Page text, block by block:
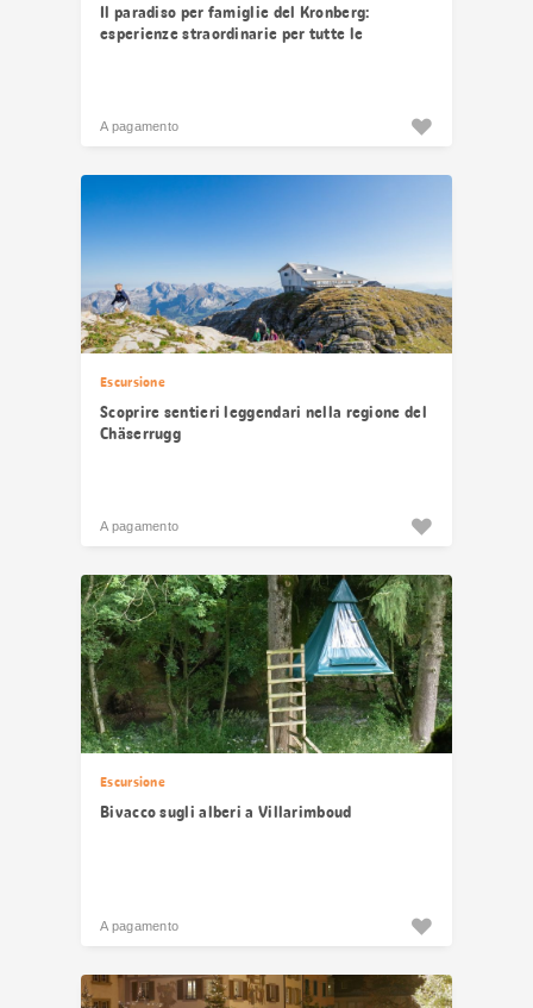
Il paradiso per famiglie del Kronberg:
esperienze straordinarie per tutte le
A pagamento
Escursione
Scoprire sentieri leggendari nella regione del
Chäserrugg
A pagamento
Escursione
Bivacco sugli alberi a Villarimboud
A pagamento